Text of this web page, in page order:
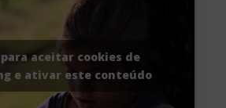
aceitar cookies de
e ativar este conteúdo